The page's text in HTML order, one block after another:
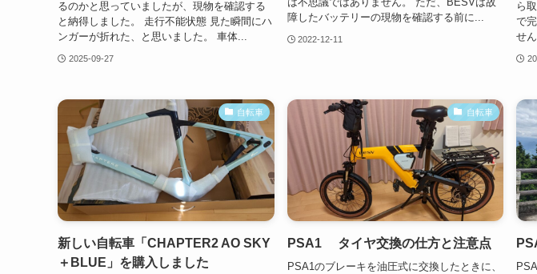
るのかと思っていましたが、現物を確認する
と納得しました。 走行不能状態 見た瞬間にハ
ンガーが折れた、と思いました。 車体...
2025-09-27
障したバッテリーの現物を確認する前に...
2022-12-11
ら
で
せ
自転車
新しい自転車「CHAPTER2 AO SKY
＋BLUE」を購入しました
自転車
PSA1 タイヤ交換の仕方と注意点
PSA1のブレーキを油圧式に交換したときに、